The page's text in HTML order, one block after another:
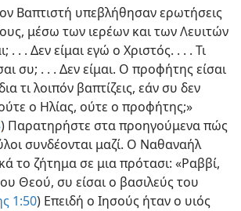
Βαπτιστή υπεβλήθησαν ερωτήσεις
μέσω των ιερέων και των Λευιτών
. . . Δεν είμαι εγώ ο Χριστός. . . . Τι
συ; . . . Δεν είμαι. Ο προφήτης είσαι
τι λοιπόν βαπτίζεις, εάν συ δεν
ο Ηλίας, ούτε ο προφήτης;»
) Παρατηρήστε στα προηγούμενα πώς
συνδέονται μαζί. Ο Ναθαναήλ
το ζήτημα σε μια πρότασι: «Ραββί,
Θεού, συ είσαι ο βασιλεύς του
1:50) Επειδή ο Ιησούς ήταν ο υιός